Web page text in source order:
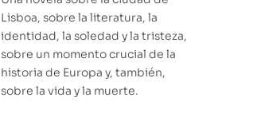
Lisboa, sobre la literatura, la
identidad, la soledad y la tristeza,
sobre un momento crucial de la
historia de Europa y, también,
sobre la vida y la muerte.